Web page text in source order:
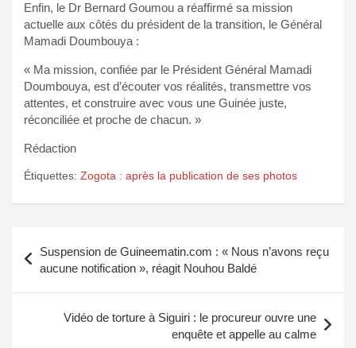
Enfin, le Dr Bernard Goumou a réaffirmé sa mission
actuelle aux côtés du président de la transition, le Général
Mamadi Doumbouya :
« Ma mission, confiée par le Président Général Mamadi
Doumbouya, est d’écouter vos réalités, transmettre vos
attentes, et construire avec vous une Guinée juste,
réconciliée et proche de chacun. »
Rédaction
Étiquettes: Zogota : après la publication de ses photos
de
l’article
Suspension de Guineematin.com : « Nous n’avons reçu
aucune notification », réagit Nouhou Baldé
Vidéo de torture à Siguiri : le procureur ouvre une
enquête et appelle au calme